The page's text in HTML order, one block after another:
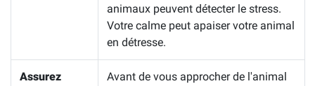
animaux peuvent détecter le stress.
Votre calme peut apaiser votre animal
en détresse.
Assurez
Avant de vous approcher de l'animal